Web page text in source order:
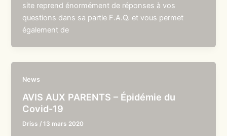
site reprend énormément de réponses à vos
questions dans sa partie F.A.Q. et vous permet
également de
News
AVIS AUX PARENTS – Épidémie du
Covid-19
Driss /13 mars 2020